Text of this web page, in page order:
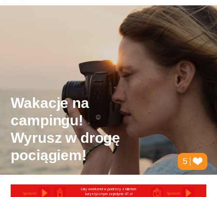
Wakacje na
campingu!
Wyrusz w drogę
pociągiem!
5
Sprawdź
Cały weekend w podróży z biletem
turystycznym za jedyne 47 zł
Sprawdź